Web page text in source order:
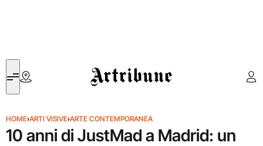
Artribune
HOME›ARTI VISIVE›ARTE CONTEMPORANEA
10 anni di JustMad a Madrid: un